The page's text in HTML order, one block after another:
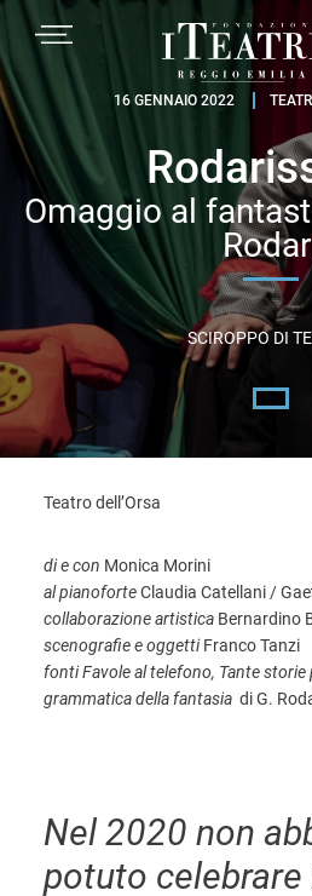
Passa
navigazione
primaria
Passa
contenuto
principale
Passa
piè
di
pagina
Fondazione
Teatri
Reggio
Emilia
16 GENNAIO 2022
Omaggio al
SCIROPPO DI
Teatro dell’Orsa
di e con Monica Morini
al pianoforteClaudia Catellani /
collaborazione artistica Bernardino
scenografie e oggettiFranco Tanzi
fontiFavole al telefono, Tante storie
grammatica della fantasia di G.
Nel 2020 non
potuto celebrare